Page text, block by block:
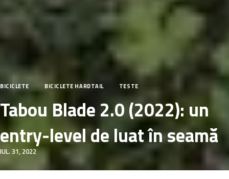
BICICLETE BICICLETE HARDTAIL TESTE
Tabou Blade 2.0 (2022): un
entry-level de luat în seamă
IUL. 31, 2022